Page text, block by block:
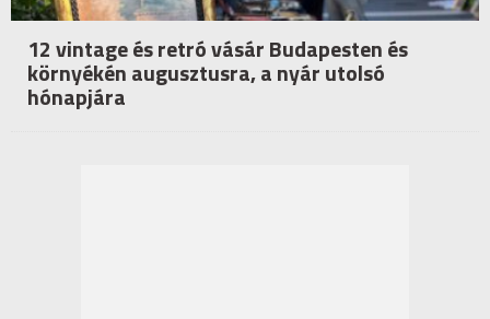
12 vintage és retró vásár Budapesten és
környékén augusztusra, a nyár utolsó
hónapjára